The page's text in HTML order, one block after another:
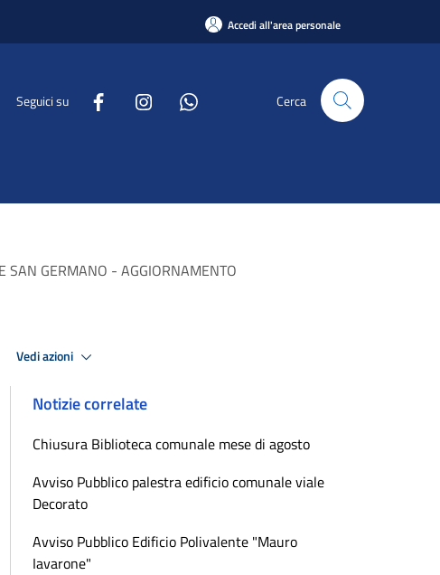
Accedi all'area personale
Seguici su Cerca
SAN GERMANO - AGGIORNAMENTO
Vedi azioni
Notizie correlate
Chiusura Biblioteca comunale mese di agosto
Avviso Pubblico palestra edificio comunale viale
Decorato
Avviso Pubblico Edificio Polivalente "Mauro
Iavarone"